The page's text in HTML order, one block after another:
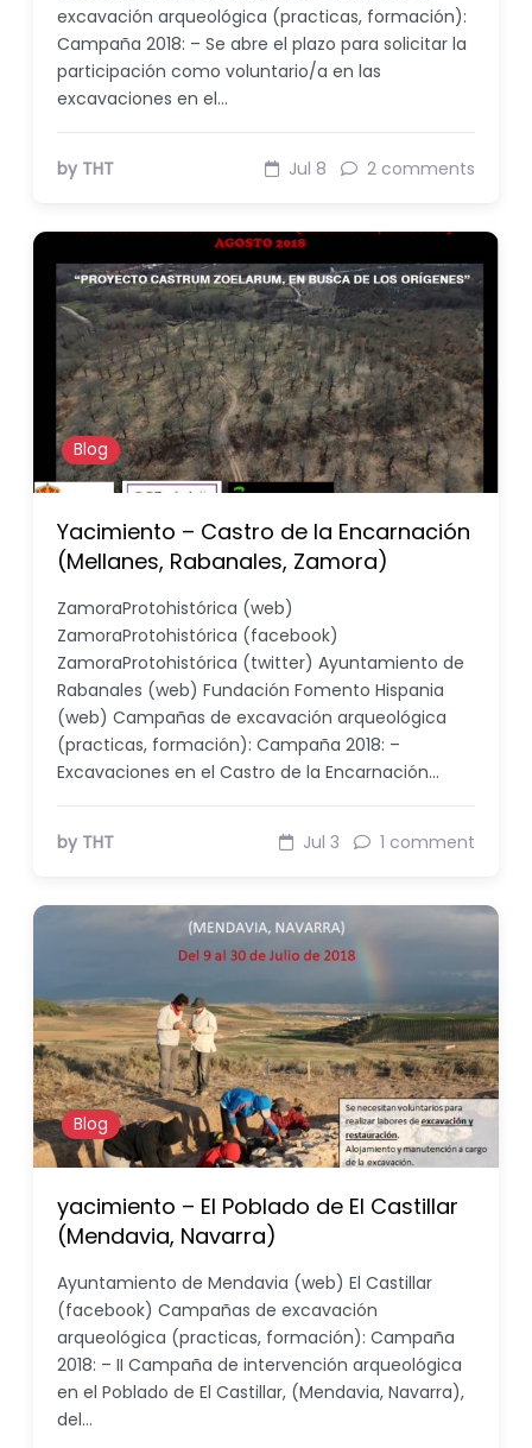
excavación arqueológica (practicas, formación):
Campaña 2018: – Se abre el plazo para solicitar la
participación como voluntario/a en las
excavaciones en el…
by THT Jul 8 2 comments
Blog
Yacimiento – Castro de la Encarnación
(Mellanes, Rabanales, Zamora)
ZamoraProtohistórica (web)
ZamoraProtohistórica (facebook)
ZamoraProtohistórica (twitter) Ayuntamiento de
Rabanales (web) Fundación Fomento Hispania
(web) Campañas de excavación arqueológica
(practicas, formación): Campaña 2018: –
Excavaciones en el Castro de la Encarnación…
by THT Jul 3 1 comment
Blog
yacimiento – El Poblado de El Castillar
(Mendavia, Navarra)
Ayuntamiento de Mendavia (web) El Castillar
(facebook) Campañas de excavación
arqueológica (practicas, formación): Campaña
2018: – II Campaña de intervención arqueológica
en el Poblado de El Castillar, (Mendavia, Navarra),
del…